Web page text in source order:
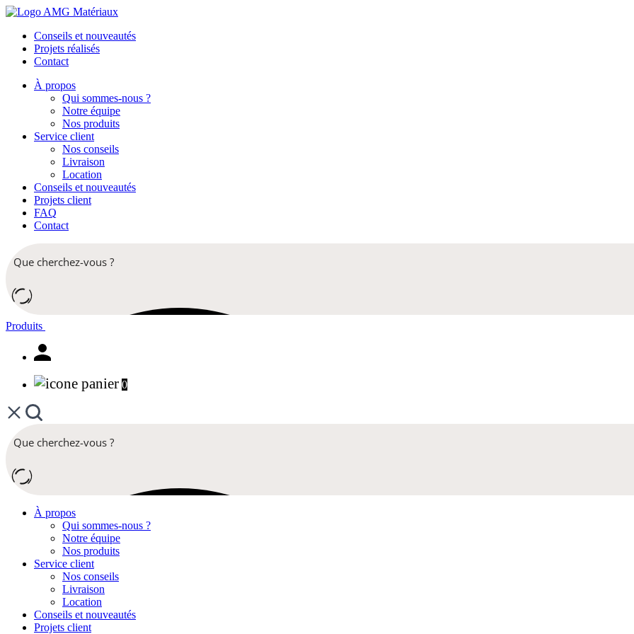
Conseils et nouveautés
Projets réalisés
Contact
À propos
Qui sommes-nous ?
Notre équipe
Nos produits
Service client
Nos conseils
Livraison
Location
Conseils et nouveautés
Projets client
FAQ
Contact
Produits
0
À propos
Qui sommes-nous ?
Notre équipe
Nos produits
Service client
Nos conseils
Livraison
Location
Conseils et nouveautés
Projets client